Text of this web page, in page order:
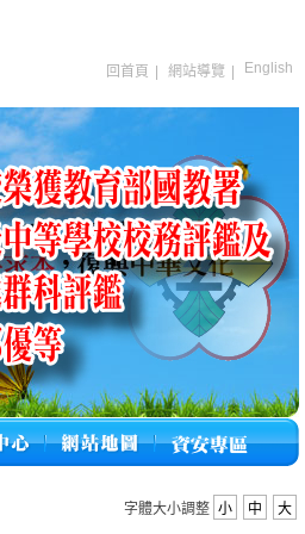
回首頁 網站導覽 English
字體大小調整 小 中 大